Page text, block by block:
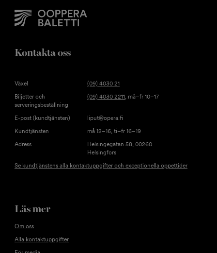
Kontakta oss
Växel
(09) 4030 21
Biljetter och
serveringsbeställning
(09) 4030 2211, må–fr 10–17
E-post (kundtjänsten)
liput@opera.fi
Kundtjänsten
må 12–16, ti–fr 16–19
Adress
Helsingegatan 58, 00260
Helsingfors
Se kundtjänstens alla kontaktuppgifter och exceptionella öppettider
Läs mer
Om oss
Alla kontaktuppgifter